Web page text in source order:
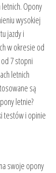
Opony
wysokiej
jazdy i
w okresie od
7 stopni
letnich
są
letnie?
testów i opinie
swoje opony